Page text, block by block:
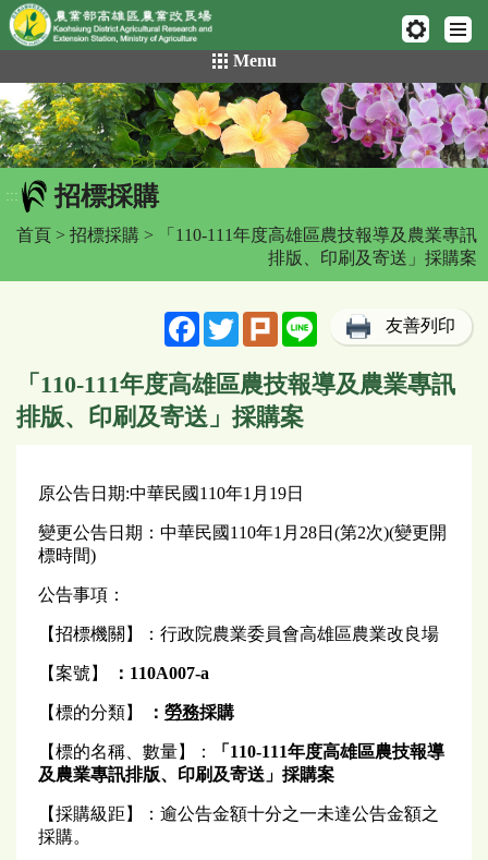
網頁置頂
到
主
要
內
容
區
Menu
::: 招標採購
首頁 > 招標採購 > 「110-111年度高雄區農技報導及農業專訊
排版、印刷及寄送」採購案
FacebookTwitterPlurk Line 友善列印
「110-111年度高雄區農技報導及農業專訊
排版、印刷及寄送」採購案
原公告日期:中華民國110年1月19日
變更公告日期：中華民國110年1月28日(第2次)(變更開
標時間)
公告事項：
【招標機關】：行政院農業委員會高雄區農業改良場
【案號】 ：110A007-a
【標的分類】 ： 勞務採購
【標的名稱、數量】： 「110-111年度高雄區農技報導
及農業專訊排版、印刷及寄送」採購案
【採購級距】：逾公告金額十分之一未達公告金額之
採購。